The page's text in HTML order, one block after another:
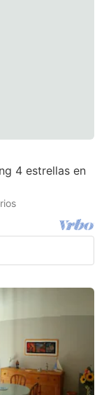
4 estrellas en